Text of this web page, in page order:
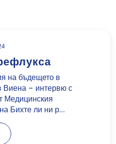
на бъдещето в
Виена – интервю с
Бихте ли ни р…